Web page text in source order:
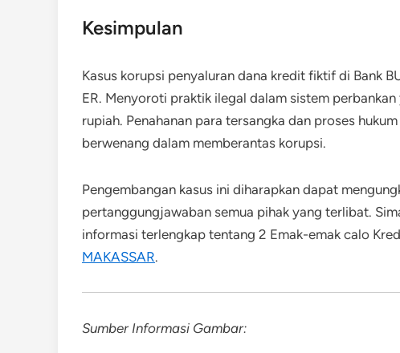
Kesimpulan
Kasus korupsi penyaluran dana kredit fiktif di Bank
ER. Menyoroti praktik ilegal dalam sistem
rupiah. Penahanan para tersangka dan proses
berwenang dalam memberantas korupsi.
Pengembangan kasus ini diharapkan dapat
pertanggungjawaban semua pihak yang terlibat.
informasi terlengkap tentang 2 Emak-emak calo
MAKASSAR.
Sumber Informasi Gambar: